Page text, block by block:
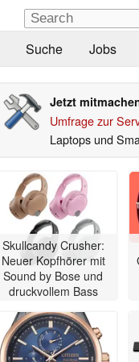
Suche Jobs
Jetzt
Umfrage zur
Laptops und
Skullcandy Crusher:
Neuer Kopfhörer mit
Sound by Bose und
druckvollem Bass